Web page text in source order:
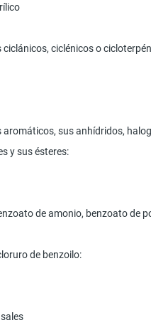
ciclénicos o
sus anhídridos,
y sus ésteres:
de amonio, benzoato de
de benzoilo: